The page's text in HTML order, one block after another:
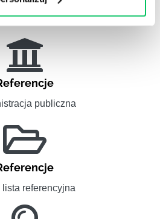
komercyjne
publiczna
lista referencyjna